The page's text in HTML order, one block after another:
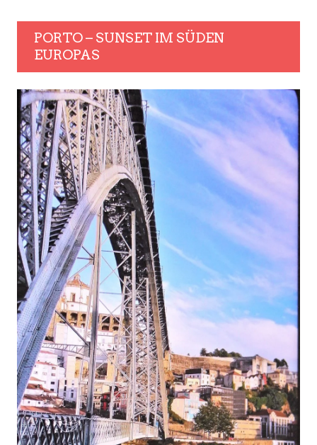
PORTO – SUNSET IM SÜDEN
EUROPAS